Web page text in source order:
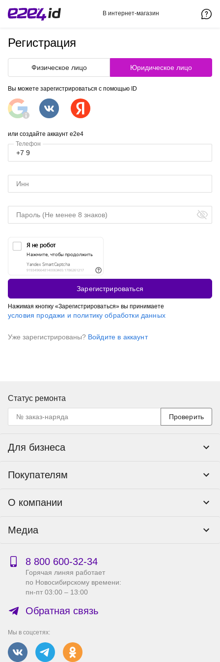
В интернет-магазин
Регистрация
Физическое лицо Юридическое лицо
Вы можете зарегистрироваться с помощью ID
или создайте аккаунт e2e4
Телефон
Зарегистрироваться
Нажимая кнопку «Зарегистрироваться» вы принимаете
условия продажи и политику обработки данных
Уже зарегистрированы? Войдите в аккаунт
Статус ремонта
Проверить
Для бизнеса
Тендеры и гос закупки
Покупателям
Пункты выдачи
Доставка
Гарантия и возврат
Бонусная программа
Сервисный центр
Справка по работе с e2e4 ID
О компании
Реквизиты
Публичная оферта
Правила продажи на сайте
Производители
Вакансии
Медиа
Новости
Акции
8 800 600‑32‑34
Горячая линяя работает
по Новосибирскому времени:
пн-пт 03:00 – 13:00
Обратная связь
Мы в соцсетях: